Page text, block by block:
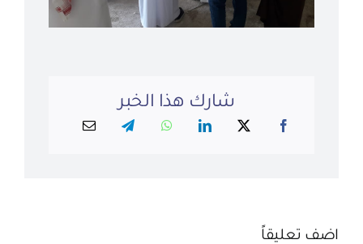
شارك هذا الخبر
اضف تعليقاً